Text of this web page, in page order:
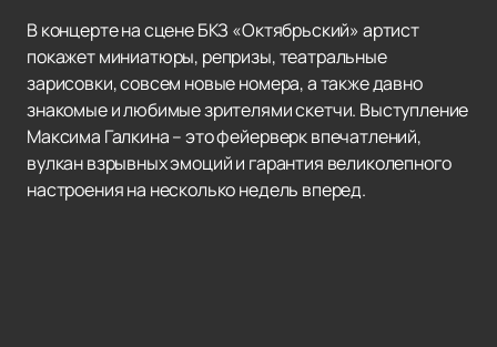
В концерте на сцене БКЗ «Октябрьский» артист
покажет миниатюры, репризы, театральные
зарисовки, совсем новые номера, а также давно
знакомые и любимые зрителями скетчи. Выступление
Максима Галкина – это фейерверк впечатлений,
вулкан взрывных эмоций и гарантия великолепного
настроения на несколько недель вперед.